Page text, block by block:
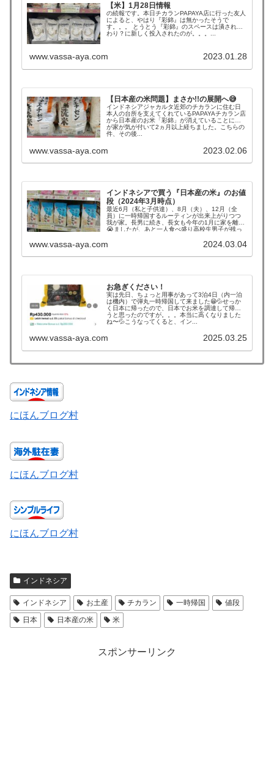
【米】1月28日情報
の続報です。本日チカランPAPAYA店に行った友人
によると、やはり『彩錦』は無かったそうで
す。。。 とうとう『彩錦』のスペースは潰されか
わり？に新しく投入されたのが。。。...
www.vassa-aya.com 2023.01.28
【日本産の米問題】まさか!!の展開へ😅
インドネシアジャカルタ近郊のチカランに住む日
本人の台所を支えてくれているPAPAYAチカラン店
から日本産のお米「彩錦」が消えていることに我
が家が気が付いて2ヵ月以上経ちました。こちらの
件、その後...
www.vassa-aya.com 2023.02.06
インドネシアで買う『日本産の米』のお値
段（2024年3月時点）
最近6月（私と子供達）、8月（夫）、12月（全
員）に一時帰国するルーティンが出来上がりつつ
我が家。長男に続き、長女も今年の1月に家を離れ
😭ましたが、あと一人食べ盛り高校生男子が残っ
が日本...
www.vassa-aya.com 2024.03.04
お急ぎください！
実は先日、ちょっと用事があって3泊4日（内一泊
は機内）で弾丸一時帰国して来ました😁💦せっか
く日本に帰ったので、日本でお米を調達して帰ろ
うと思ったのですが。。。本当に高くなりました
ね〜💦こうなってくると、イン...
www.vassa-aya.com 2025.03.25
にほんブログ村
にほんブログ村
にほんブログ村
インドネシア
インドネシア お土産 チカラン 一時帰国
値段
日本
日本産の米 米
スポンサーリンク